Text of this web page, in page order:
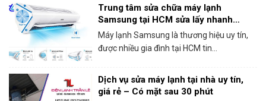
Trung tâm sửa chữa máy lạnh
Samsung tại HCM sửa lấy nhanh
trong ngày
Máy lạnh Samsung là thương hiệu uy tín,
được nhiều gia đình tại HCM tin...
Dịch vụ sửa máy lạnh tại nhà uy tín,
giá rẻ – Có mặt sau 30 phút